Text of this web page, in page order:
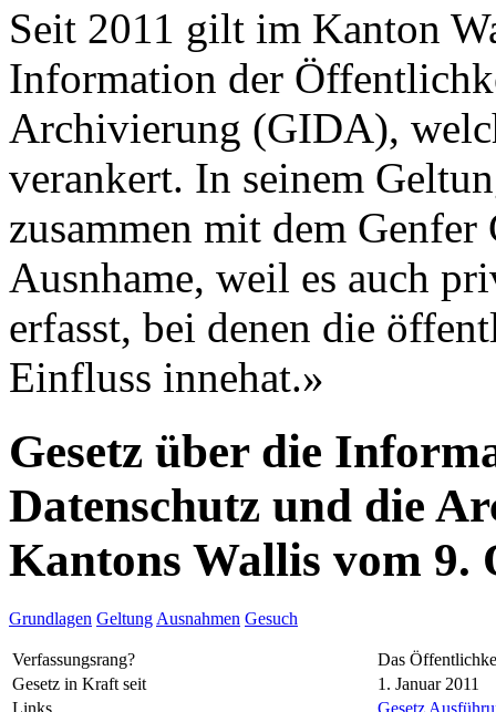
Seit 2011 gilt im Kanton
Information der
Archivierung (GIDA),
verankert. In seinem
zusammen mit dem Genfer
Ausnhame, weil es auch
erfasst, bei denen die
Einfluss innehat.»
Gesetz über die
Datenschutz und die
Kantons Wallis vom 9.
Grundlagen Geltung Ausnahmen Gesuch
Verfassungsrang?
Das
Gesetz in Kraft seit
1. Januar 2011
Links
Gesetz